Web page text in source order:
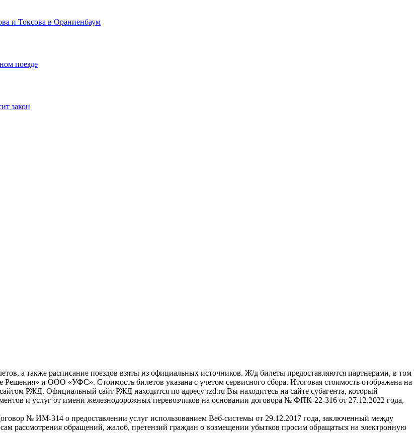
и Токсова в Ораниенбаум
поезде
закон
а также расписание поездов взяты из официальных источников. Ж/д билеты предоставляются партнерами, в том
и ООО «УФС». Стоимость билетов указана с учетом сервисного сбора. Итоговая стоимость отображена на
РЖД. Официальный сайт РЖД находится по адресу rzd.ru Вы находитесь на сайте субагента, который
и услуг от имени железнодорожных перевозчиков на основании договора № ФПК-22-316 от 27.12.2022 года,
№ ИМ-314 о предоставлении услуг использованием Веб-системы от 29.12.2017 года, заключенный между
обращений, жалоб, претензий граждан о возмещении убытков просим обращаться на электронную